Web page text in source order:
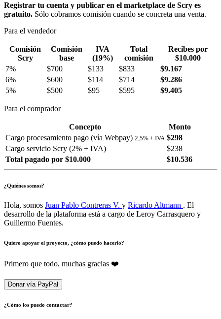
Registrar tu cuenta y publicar en el marketplace de Scry es
gratuito. Sólo cobramos comisión cuando se concreta una venta.
Para el vendedor
Comisión
Scry
Comisión
base
IVA
(19%)
Total
comisión
Recibes por
$10.000
7%
$700 $133 $833
$9.167
6%
$600 $114 $714
$9.286
5%
$500 $95 $595 $9.405
Para el comprador
Concepto
Monto
Cargo procesamiento pago (vía Webpay) 2,5% + IVA $298
Cargo servicio Scry (2% + IVA)
$238
Total pagado por $10.000
$10.536
¿Quiénes somos?
Hola, somos Juan Pablo Contreras V. y Ricardo Altmann . El
desarrollo de la plataforma está a cargo de Leroy Carrasquero y
Guillermo Fuentes.
Quiero apoyar el proyecto, ¿cómo puedo hacerlo?
Primero que todo, muchas gracias ❤️
Donar vía PayPal
¿Cómo los puedo contactar?